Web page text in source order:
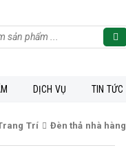
DỊCH VỤ TIN TỨC
Trí Đèn thả nhà hàng